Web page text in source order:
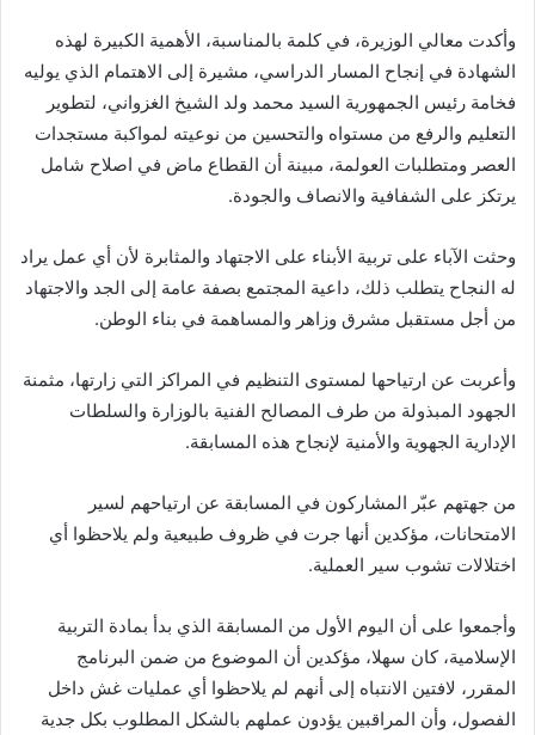
وأكدت معالي الوزيرة، في كلمة بالمناسبة، الأهمية الكبيرة لهذه
الشهادة في إنجاح المسار الدراسي، مشيرة إلى الاهتمام الذي يوليه
فخامة رئيس الجمهورية السيد محمد ولد الشيخ الغزواني، لتطوير
التعليم والرفع من مستواه والتحسين من نوعيته لمواكبة مستجدات
العصر ومتطلبات العولمة، مبينة أن القطاع ماض في اصلاح شامل
يرتكز على الشفافية والانصاف والجودة.
وحثت الآباء على تربية الأبناء على الاجتهاد والمثابرة لأن أي عمل يراد
له النجاح يتطلب ذلك، داعية المجتمع بصفة عامة إلى الجد والاجتهاد
من أجل مستقبل مشرق وزاهر والمساهمة في بناء الوطن.
وأعربت عن ارتياحها لمستوى التنظيم في المراكز التي زارتها، مثمنة
الجهود المبذولة من طرف المصالح الفنية بالوزارة والسلطات
الإدارية الجهوية والأمنية لإنجاح هذه المسابقة.
من جهتهم عبّر المشاركون في المسابقة عن ارتياحهم لسير
الامتحانات، مؤكدين أنها جرت في ظروف طبيعية ولم يلاحظوا أي
اختلالات تشوب سير العملية.
وأجمعوا على أن اليوم الأول من المسابقة الذي بدأ بمادة التربية
الإسلامية، كان سهلا، مؤكدين أن الموضوع من ضمن البرنامج
المقرر، لافتين الانتباه إلى أنهم لم يلاحظوا أي عمليات غش داخل
الفصول، وأن المراقبين يؤدون عملهم بالشكل المطلوب بكل جدية